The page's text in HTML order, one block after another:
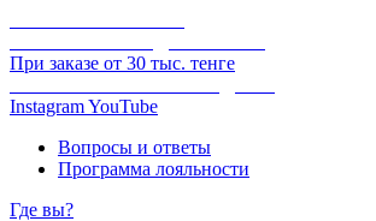
При заказе от 30 тыс. тенге
InstagramYouTube
Вопросы и ответы
Программа лояльности
Где вы?